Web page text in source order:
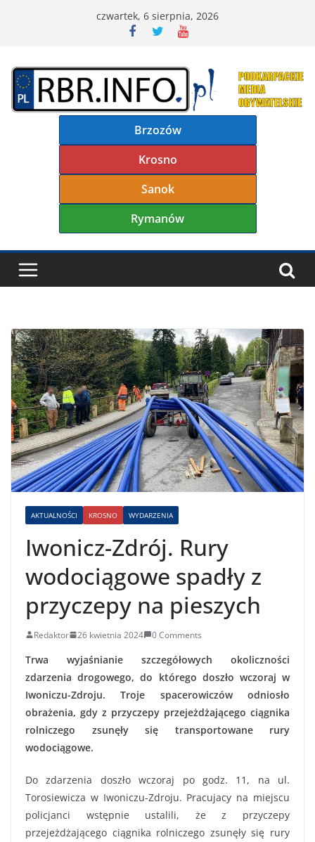
czwartek, 6 sierpnia, 2026
Brzozów
Krosno
Sanok
Rymanów
AKTUALNOŚCI KROSNO WYDARZENIA
Iwonicz-Zdrój. Rury
wodociągowe spadły z
przyczepy na pieszych
Redaktor 26 kwietnia 2024 0 Comments
Trwa wyjaśnianie szczegółowych okoliczności
zdarzenia drogowego, do którego doszło wczoraj w
Iwoniczu-Zdroju. Troje spacerowiczów odniosło
obrażenia, gdy z przyczepy przejeżdżającego ciągnika
rolniczego zsunęły się transportowane rury
wodociągowe.
Do zdarzenia doszło wczoraj po godz. 11, na ul.
Torosiewicza w Iwoniczu-Zdroju. Pracujacy na miejscu
policjanci wstępnie ustalili, że z przyczepy
przejeżdżającego ciągnika rolniczego zsunęły się rury